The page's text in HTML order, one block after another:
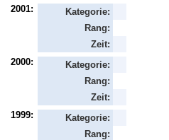
2001:
Kategorie:
Rang:
Zeit:
2000:
Kategorie:
Rang:
Zeit:
1999:
Kategorie:
Rang: